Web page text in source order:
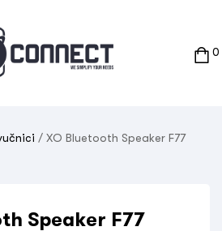
0
/ XO Bluetooth Speaker F77
Speaker F77